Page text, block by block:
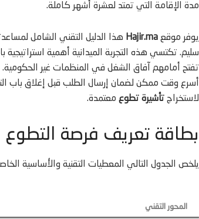
مدة الإقامة التي تمتد لعشرة أشهر كاملة.
يوفر موقع Hajir.ma هذا الدليل التقني الشامل
سليم. تكتسي هذه التجربة الميدانية أهمية
تفتح أمامهم آفاق الشغل في المنظمات غير الحكومية.
أسرع وقت ممكن لضمان إرسال الطلب قبل إغلاق باب
لاستخراج تأشيرة تطوع معتمدة.
بطاقة تعريف فرصة التطوع
يلخص الجدول التالي المعطيات التقنية والأساسية
المحور التقني